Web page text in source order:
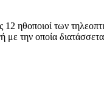
12 ηθοποιοί των
την οποία